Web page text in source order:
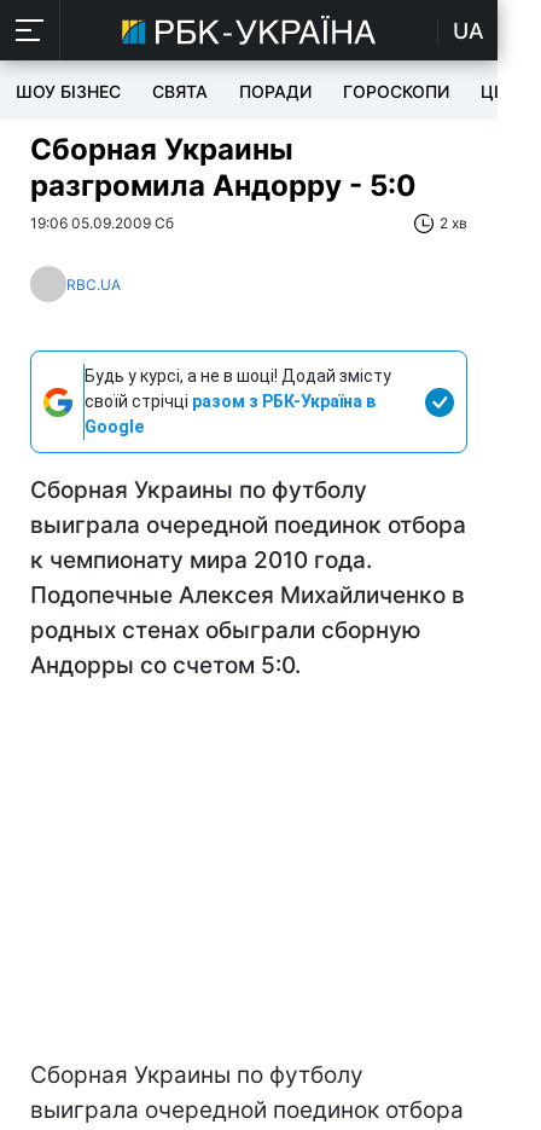
UA
ШОУ БІЗНЕС СВЯТА ПОРАДИ ГОРОСКОПИ ЦІКАВЕ
Сборная Украины
разгромила Андорру - 5:0
19:06 05.09.2009 Сб 2 хв
RBC.UA
Будь у курсі, а не в шоці! Додай змісту
своїй стрічці разом з РБК-Україна в
Google
Сборная Украины по футболу
выиграла очередной поединок отбора
к чемпионату мира 2010 года.
Подопечные Алексея Михайличенко в
родных стенах обыграли сборную
Андорры со счетом 5:0.
Сборная Украины по футболу
выиграла очередной поединок отбора